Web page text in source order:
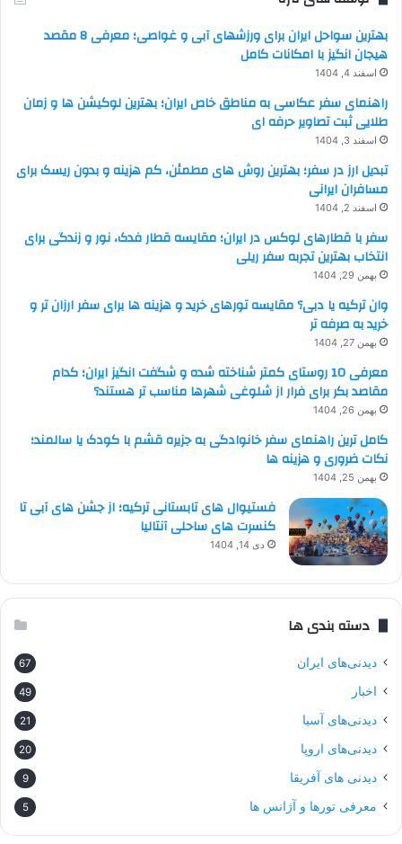
بهترین سواحل ایران برای ورزشهای آبی و غواصی؛ معرفی 8 مقصد
هیجان انگیز با امکانات کامل
اسفند 4, 1404
راهنمای سفر عکاسی به مناطق خاص ایران؛ بهترین لوکیشن ها و زمان
طلایی ثبت تصاویر حرفه ای
اسفند 3, 1404
تبدیل ارز در سفر؛ بهترین روش های مطمئن، کم هزینه و بدون ریسک برای
مسافران ایرانی
اسفند 2, 1404
سفر با قطارهای لوکس در ایران؛ مقایسه قطار فدک، نور و زندگی برای
انتخاب بهترین تجربه سفر ریلی
بهمن 29, 1404
وان ترکیه یا دبی؟ مقایسه تورهای خرید و هزینه ها برای سفر ارزان تر و
خرید به صرفه تر
بهمن 27, 1404
معرفی 10 روستای کمتر شناخته شده و شگفت انگیز ایران؛ کدام
مقاصد بکر برای فرار از شلوغی شهرها مناسب تر هستند؟
بهمن 26, 1404
کامل ترین راهنمای سفر خانوادگی به جزیره قشم با کودک یا سالمند؛
نکات ضروری و هزینه ها
بهمن 25, 1404
فستیوال های تابستانی ترکیه؛ از جشن های آبی تا
کنسرت های ساحلی آنتالیا
دی 14, 1404
دسته بندی ها
دیدنی‌های ایران 67
اخبار 49
دیدنی‌های آسیا 21
دیدنی‌های اروپا 20
دیدنی های آفریقا 9
معرفی تورها و آژانس ها 5